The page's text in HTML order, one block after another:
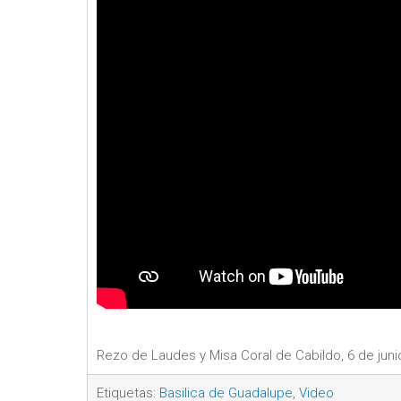
Rezo de Laudes y Misa Coral de Cabildo, 6 de
Etiquetas: Basilica de Guadalupe, Video